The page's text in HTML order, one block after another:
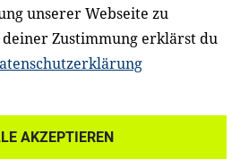
Instagram
LinkedIn
unserer Webseite zu
Zustimmung erklärst du
AKZEPTIEREN